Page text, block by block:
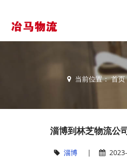
当前位置：首页
淄博到林芝物流公
淄博 |